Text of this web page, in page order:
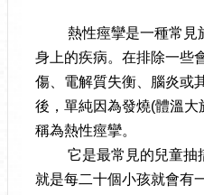
熱性痙攣是一種常見
身上的疾病。在排除一些
傷、電解質失衡、腦炎或
後，單純因為發燒(體溫大
稱為熱性痙攣。
它是最常見的兒童抽
就是每二十個小孩就會有